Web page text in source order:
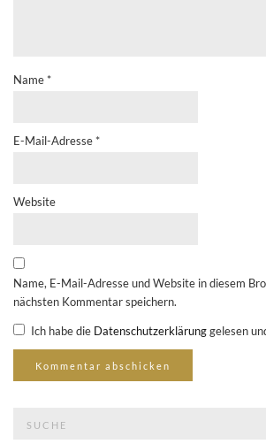
Name *
E-Mail-Adresse *
Website
Name, E-Mail-Adresse und Website in diesem
nächsten Kommentar speichern.
Ich habe die Datenschutzerklärunggelesen